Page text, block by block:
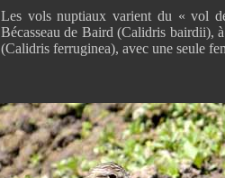
Les vols nuptiaux varient du « vol
Bécasseau de Baird (Calidris bairdii),
(Calidris ferruginea), avec une seule